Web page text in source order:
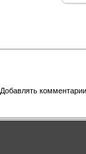
Добавлять